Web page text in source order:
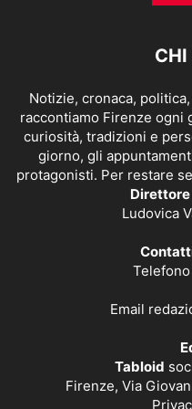
CHI
Notizie, cronaca,
raccontiamo Firenze ogni
curiosità, tradizioni e
giorno, gli
protagonisti. Per restare
Ludovica
Telefono
Email
Tabloid
Firenze, Via